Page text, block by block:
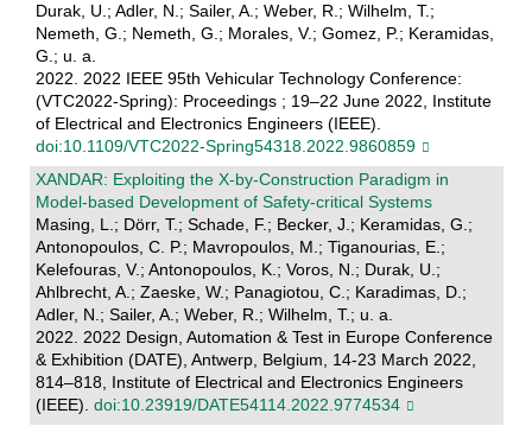
Durak, U.; Adler, N.; Sailer, A.; Weber, R.; Wilhelm, T.;
Nemeth, G.; Nemeth, G.; Morales, V.; Gomez, P.; Keramidas,
G.; u. a.
2022. 2022 IEEE 95th Vehicular Technology Conference:
(VTC2022-Spring): Proceedings ; 19–22 June 2022, Institute
of Electrical and Electronics Engineers (IEEE).
doi:10.1109/VTC2022-Spring54318.2022.9860859
XANDAR: Exploiting the X-by-Construction Paradigm in
Model-based Development of Safety-critical Systems
Masing, L.; Dörr, T.; Schade, F.; Becker, J.; Keramidas, G.;
Antonopoulos, C. P.; Mavropoulos, M.; Tiganourias, E.;
Kelefouras, V.; Antonopoulos, K.; Voros, N.; Durak, U.;
Ahlbrecht, A.; Zaeske, W.; Panagiotou, C.; Karadimas, D.;
Adler, N.; Sailer, A.; Weber, R.; Wilhelm, T.; u. a.
2022. 2022 Design, Automation & Test in Europe Conference
& Exhibition (DATE), Antwerp, Belgium, 14-23 March 2022,
814–818, Institute of Electrical and Electronics Engineers
(IEEE). doi:10.23919/DATE54114.2022.9774534